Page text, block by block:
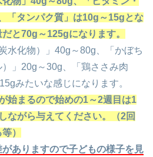
「タンパク質」は10g ～15gとな
と70g ～125gになります。
水化物）」40g～80g、「かぼち
」20g～30g、「鶏ささみ肉
みたいな感じになります。
始まるので始めの1～2週目は1
ながら与えてください。（2回
）
ありますので子どもの様子を見